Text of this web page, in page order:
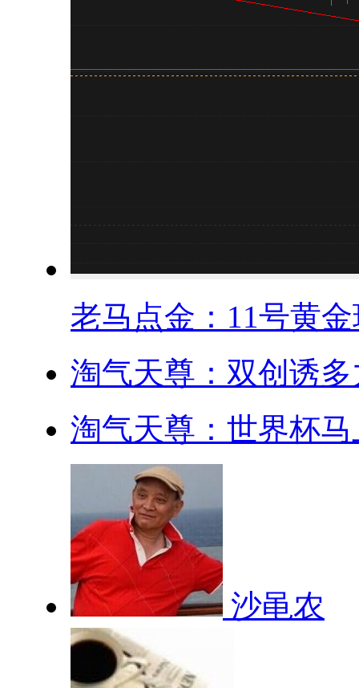
老马点金：11号黄金
淘气天尊：双创诱
淘气天尊：世界杯
沙黾农